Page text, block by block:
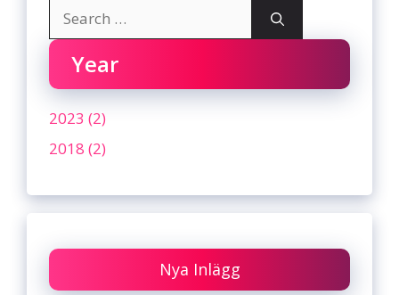
for:
Year
2023 (2)
2018 (2)
Nya Inlägg